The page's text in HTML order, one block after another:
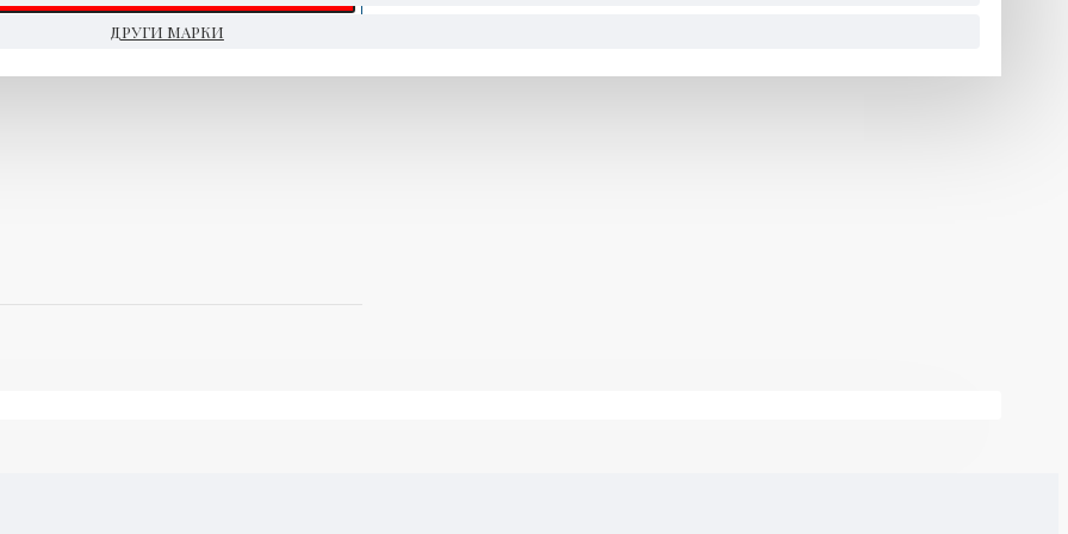
ДРУГИ МАРКИ